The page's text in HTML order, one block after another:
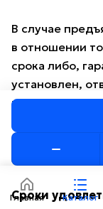
В случае
в отношении
срока либо,
установлен,
возлагается
заявление в
проведения
экспертизы
Сроки
Главная Каталог